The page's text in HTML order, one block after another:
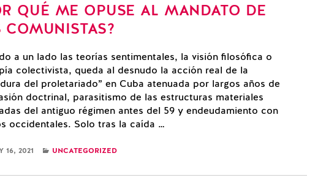
QUÉ ME OPUSE AL MANDATO DE
COMUNISTAS?
a un lado las teorías sentimentales, la visión filosófica o
colectivista, queda al desnudo la acción real de la
del proletariado” en Cuba atenuada por largos años de
doctrinal, parasitismo de las estructuras materiales
del antiguo régimen antes del 59 y endeudamiento con
occidentales. Solo tras la caída …
16, 2021 CATEGORIES
UNCATEGORIZED